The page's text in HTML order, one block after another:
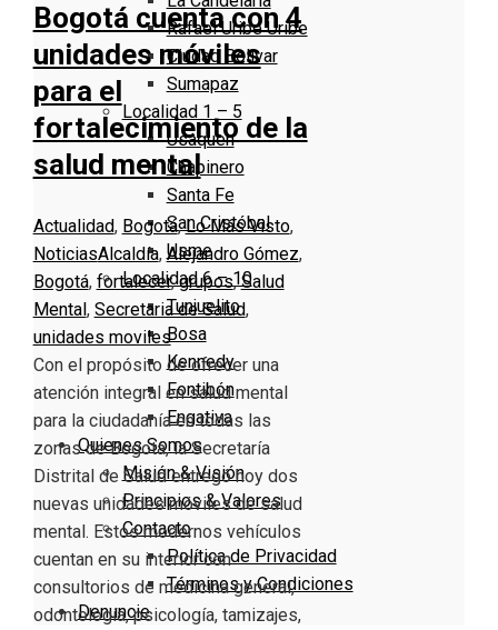
Rafael Uribe Uribe
Ciudad Bolivar
Sumapaz
Localidad 1 – 5
Usaquen
Chapinero
Santa Fe
San Cristóbal
Usme
Localidad 6 – 10
Tunjuelito
Bosa
Kennedy
Fontibón
Engativa
Quienes Somos
Misión & Visión
Principios & Valores
Contacto
Política de Privacidad
Términos y Condiciones
Denuncie
Bogotá cuenta con 4
unidades móviles
para el
fortalecimiento de la
salud mental
Actualidad, Bogotá,Lo Más Visto,
NoticiasAlcaldía,Alejandro Gómez,
Bogotá, fortalecer,grupos,Salud
Mental , Secretaria de Salud,
unidades moviles
Con el propósito de ofrecer una
atención integral en salud mental
para la ciudadanía en todas las
zonas de Bogotá, la Secretaría
Distrital de Salud entregó hoy dos
nuevas unidades móviles de salud
mental. Estos modernos vehículos
cuentan en su interior con
consultorios de medicina general,
odontología, psicología, tamizajes,